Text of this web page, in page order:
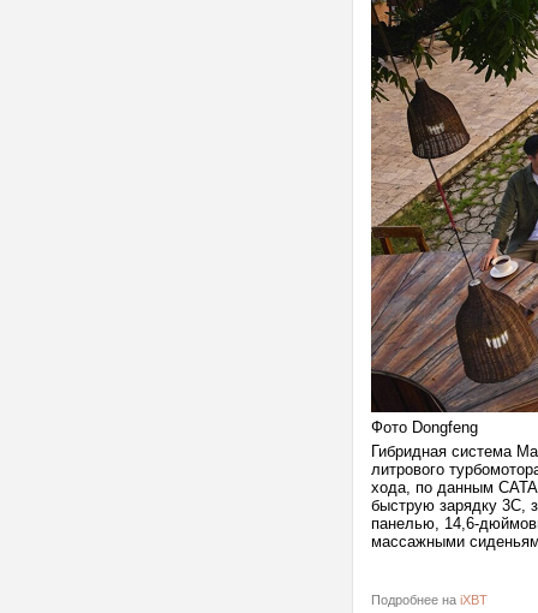
Фото Dongfeng
Гибридная система
литрового
хода, по данным
быструю зарядку 3C,
панелью, 14,6-
массажными
Подробнее на iXBT